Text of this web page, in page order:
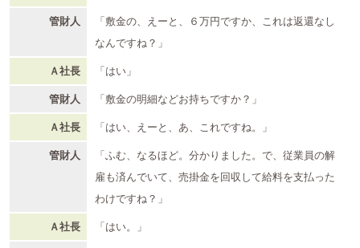
管財人
「敷金の、えーと、６万円ですか、これは返還なし
なんですね？」
Ａ社長 「はい」
管財人 「敷金の明細などお持ちですか？」
Ａ社長 「はい、えーと、あ、これですね。」
管財人
「ふむ、なるほど。分かりました。で、従業員の解
雇も済んでいて、売掛金を回収して給料を支払った
わけですね？」
Ａ社長 「はい。」